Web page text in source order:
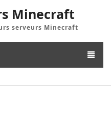
Minecraft
serveurs Minecraft